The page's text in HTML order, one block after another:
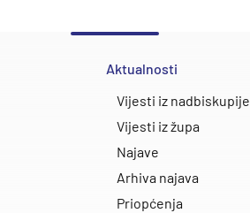
Aktualnosti
Vijesti iz nadbiskupije
Vijesti iz župa
Najave
Arhiva najava
Priopćenja